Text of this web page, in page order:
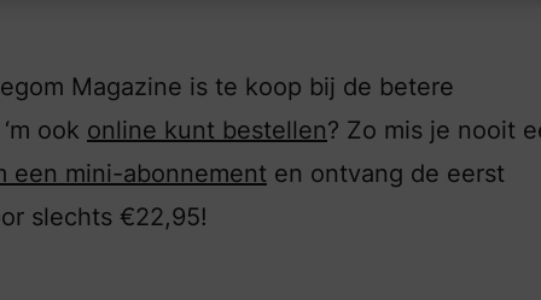
Magazine is te koop bij de betere
ook online kunt bestellen? Zo mis je nooit
een mini-abonnement en ontvang de eerst
slechts €22,95!